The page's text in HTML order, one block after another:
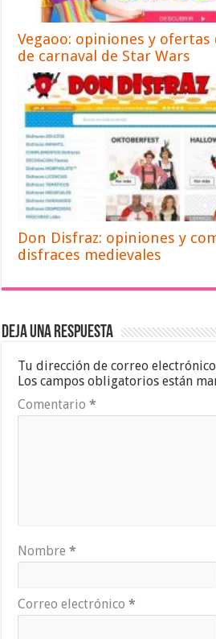
Vegaoo: opiniones y ofertas
de carnaval de Star Wars
Don Disfraz: opiniones y
disfraces medievales
Deja una respuesta
Tu dirección de correo
Los campos obligatorios están
Comentario*
Nombre*
Correo electrónico*